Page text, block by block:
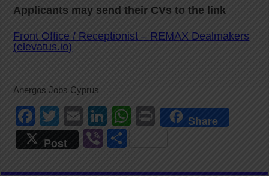
Applicants may send their CVs to the link
Front Office / Receptionist – REMAX Dealmakers
(elevatus.io)
Anergos Jobs Cyprus
F
a
c
T
wi
tt
E
m
ail
Li
n
k
W Pr
Share
Post
Vi